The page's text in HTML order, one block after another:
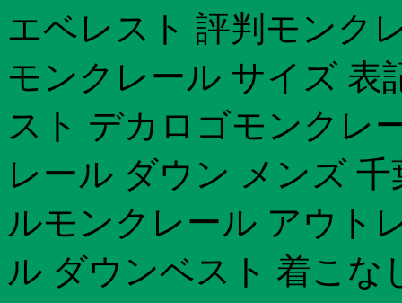
エベレスト 評判モンク
モンクレール サイズ 表
スト デカロゴモンクレ
レール ダウン メンズ
ルモンクレール アウト
ル ダウンベスト 着こな